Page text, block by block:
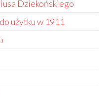
Dziekońskiego
użytku w 1911